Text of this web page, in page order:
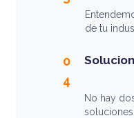
de tu
0
4
No hay